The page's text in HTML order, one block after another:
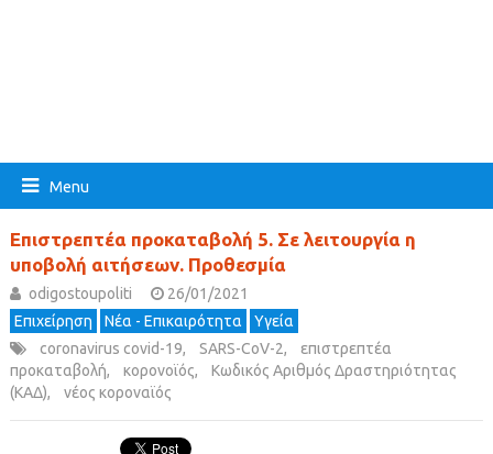
Menu
Επιστρεπτέα προκαταβολή 5. Σε λειτουργία η
υποβολή αιτήσεων. Προθεσμία
odigostoupoliti
26/01/2021
Επιχείρηση
Νέα - Επικαιρότητα
Υγεία
coronavirus covid-19, SARS-CoV-2,
επιστρεπτέα
προκαταβολή, κορονοϊός,
Κωδικός Αριθμός Δραστηριότητας
(ΚΑΔ), νέος κοροναϊός